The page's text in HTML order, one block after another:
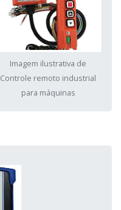
Imagem ilustrativa de
Controle remoto industrial
para máquinas